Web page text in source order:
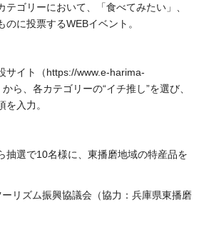
テゴリーにおいて、「食べてみたい」、
のに投票するWEBイベント。
サイト（https://www.e-harima-
ら、各カテゴリーの“イチ推し”を選び、
入力。
抽選で10名様に、東播磨地域の特産品を
ズム振興協議会（協力：兵庫県東播磨